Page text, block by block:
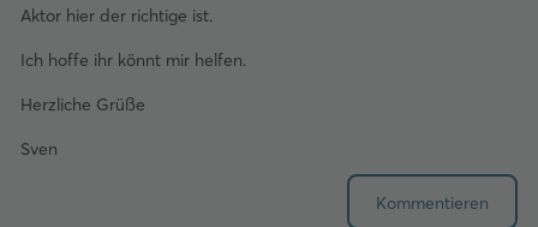
Aktor hier der richtige ist.
Ich hoffe ihr könnt mir helfen.
Herzliche Grüße
Sven
Kommentieren